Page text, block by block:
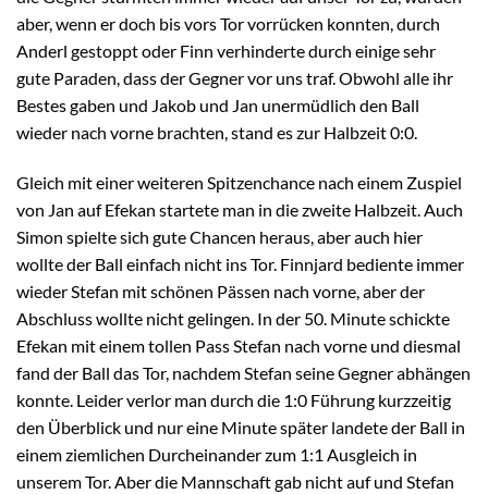
aber, wenn er doch bis vors Tor vorrücken konnten, durch
Anderl gestoppt oder Finn verhinderte durch einige sehr
gute Paraden, dass der Gegner vor uns traf. Obwohl alle ihr
Bestes gaben und Jakob und Jan unermüdlich den Ball
wieder nach vorne brachten, stand es zur Halbzeit 0:0.
Gleich mit einer weiteren Spitzenchance nach einem Zuspiel
von Jan auf Efekan startete man in die zweite Halbzeit. Auch
Simon spielte sich gute Chancen heraus, aber auch hier
wollte der Ball einfach nicht ins Tor. Finnjard bediente immer
wieder Stefan mit schönen Pässen nach vorne, aber der
Abschluss wollte nicht gelingen. In der 50. Minute schickte
Efekan mit einem tollen Pass Stefan nach vorne und diesmal
fand der Ball das Tor, nachdem Stefan seine Gegner abhängen
konnte. Leider verlor man durch die 1:0 Führung kurzzeitig
den Überblick und nur eine Minute später landete der Ball in
einem ziemlichen Durcheinander zum 1:1 Ausgleich in
unserem Tor. Aber die Mannschaft gab nicht auf und Stefan